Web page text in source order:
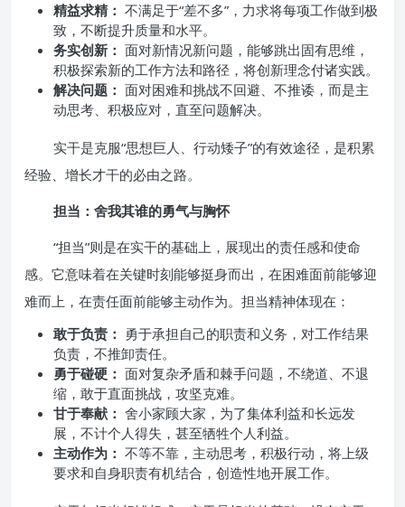
精益求精： 不满足于“差不多”，力求将每项工作做到极
致，不断提升质量和水平。
务实创新： 面对新情况新问题，能够跳出固有思维，
积极探索新的工作方法和路径，将创新理念付诸实践。
解决问题： 面对困难和挑战不回避、不推诿，而是主
动思考、积极应对，直至问题解决。
实干是克服“思想巨人、行动矮子”的有效途径，是积累
经验、增长才干的必由之路。
担当：舍我其谁的勇气与胸怀
“担当”则是在实干的基础上，展现出的责任感和使命
感。它意味着在关键时刻能够挺身而出，在困难面前能够迎
难而上，在责任面前能够主动作为。担当精神体现在：
敢于负责： 勇于承担自己的职责和义务，对工作结果
负责，不推卸责任。
勇于碰硬： 面对复杂矛盾和棘手问题，不绕道、不退
缩，敢于直面挑战，攻坚克难。
甘于奉献： 舍小家顾大家，为了集体利益和长远发
展，不计个人得失，甚至牺牲个人利益。
主动作为： 不等不靠，主动思考，积极行动，将上级
要求和自身职责有机结合，创造性地开展工作。